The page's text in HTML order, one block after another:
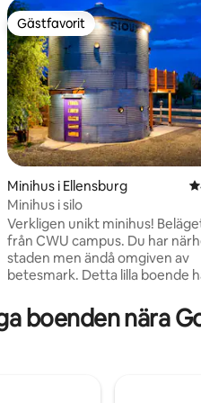
betyg, 99
Gästfavorit
Gästfavorit
Minihus i Ellensburg
Minihus i silo
Verkligen unikt minihus!
från CWU campus. Du har
staden men ändå omgiven av
betesmark. Detta lilla boende har alla
rymligt badrum, fullt utrustat
tvättmaskin, internet och TV. Det finns
med massor av
boenden nära